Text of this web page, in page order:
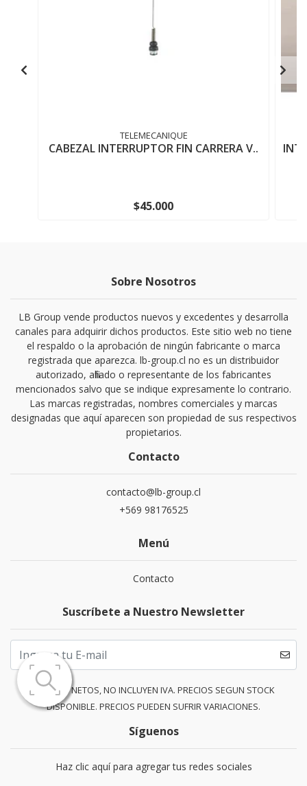
TELEMECANIQUE
CABEZAL INTERRUPTOR FIN CARRERA V..
$45.000
Sobre Nosotros
LB Group vende productos nuevos y excedentes y desarrolla
canales para adquirir dichos productos. Este sitio web no tiene
el respaldo o la aprobación de ningún fabricante o marca
registrada que aparezca. lb-group.cl no es un distribuidor
autorizado, afiliado o representante de los fabricantes
mencionados salvo que se indique expresamente lo contrario.
Las marcas registradas, nombres comerciales y marcas
designadas que aquí aparecen son propiedad de sus respectivos
propietarios.
Contacto
contacto@lb-group.cl
+569 98176525
Menú
Contacto
Suscríbete a Nuestro Newsletter
PRECIOS NETOS, NO INCLUYEN IVA. PRECIOS SEGUN STOCK
DISPONIBLE. PRECIOS PUEDEN SUFRIR VARIACIONES.
Síguenos
Haz clic aquí para agregar tus redes sociales